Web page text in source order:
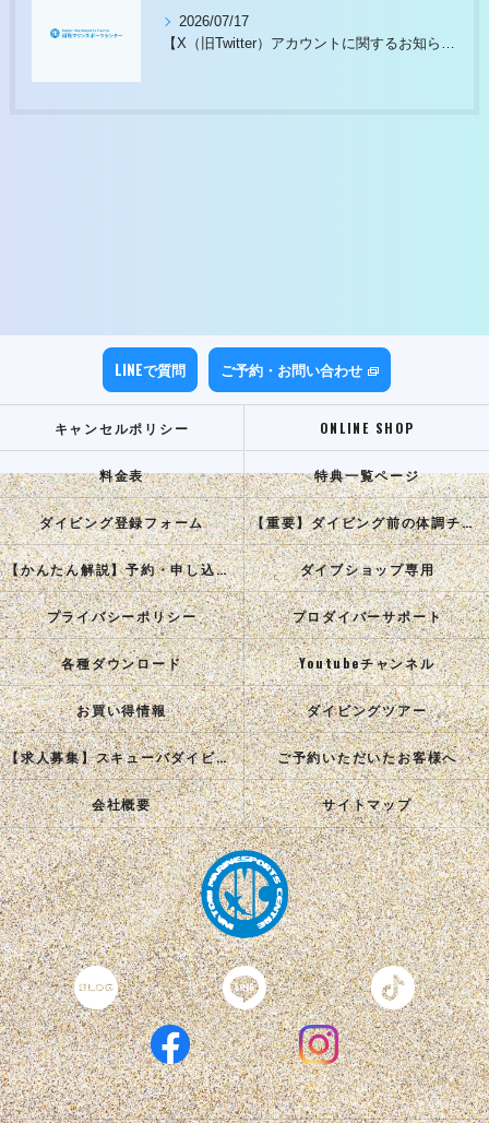
2026/07/17
【X（旧Twitter）アカウントに関するお知らせ】
LINEで質問 ご予約・お問い合わせ
キャンセルポリシー ONLINE SHOP
料金表 特典一覧ページ
ダイビング登録フォーム 【重要】ダイビング前の体調チェック
【かんたん解説】予約・申し込み手順 ダイブショップ専用
プライバシーポリシー プロダイバーサポート
各種ダウンロード Youtubeチャンネル
お買い得情報 ダイビングツアー
【求人募集】スキューバダイビングインストラクターを目指す正社員を募集中！ ご予約いただいたお客様へ
会社概要 サイトマップ